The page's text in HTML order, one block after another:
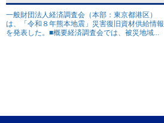
一般財団法人経済調査会（本部：東京都港区）
は、「令和８年熊本地震」災害復旧資材供給情報
を発表した。■概要経済調査会では、被災地域...